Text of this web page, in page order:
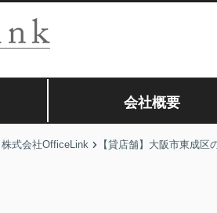
会社概要
式会社OfficeLink 【貸店舗】大阪市東成区